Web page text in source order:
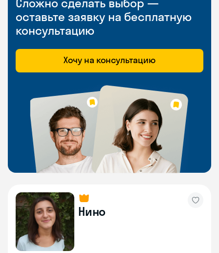
Сложно сделать выбор —
оставьте заявку на бесплатную
консультацию
Хочу на консультацию
Нино